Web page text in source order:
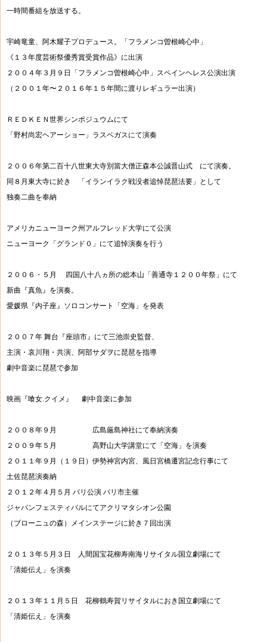
一時間番組を放送する。
宇崎竜童、阿木耀子プロデュース。「フラメンコ曽根崎心中」
《１３年度芸術祭優秀賞受賞作品》に出演
２００４年３月９日「フラメンコ曽根崎心中」スペインヘレス公演出演
（２００１年〜２０１６年１５年間に渡りレギュラー出演）
ＲＥＤＫＥＮ世界シンポジュウムにて
「野村尚宏ヘアーショー」ラスベガスにて演奏
２００６年第二百十八世東大寺別當大僧正森本公誠晋山式 にて演奏。
同８月東大寺に於き 「イランイラク戦没者追悼琵琶法要」として
独奏二曲を奉納
アメリカニューヨーク州アルフレッド大学にて公演
ニューヨーク「グランド０」にて追悼演奏を行う
２００６・５月 四国八十八ヵ所の総本山「善通寺１２００年祭」にて
新曲『真魚』を演奏。
愛媛県『内子座』ソロコンサート「空海」を発表
２００７年 舞台『座頭市』にて三池崇史監督、
主演・哀川翔・共演、阿部サダヲに琵琶を指導
劇中音楽に琵琶で参加
映画『喰女.クイメ』 劇中音楽に参加
２００８年９月 広島厳島神社にて奉納演奏
２００９年５月 高野山大学講堂にて「空海」を演奏
２０１１年９月（１９日）伊勢神宮内宮、風日宮橋遷宮記念行事にて
土佐琵琶演奏納
２０１２年４月５月 パリ公演 パリ市主催
ジャパンフェスティバルにてアクリマタシオン公園
（ブローニュの森）メインステージに於き７回出演
２０１３年５月３日 人間国宝花柳寿南海リサイタル国立劇場にて
「清姫伝え」を演奏
２０１３年１１月５日 花柳鶴寿賀リサイタルにおき国立劇場にて
「清姫伝え」を演奏